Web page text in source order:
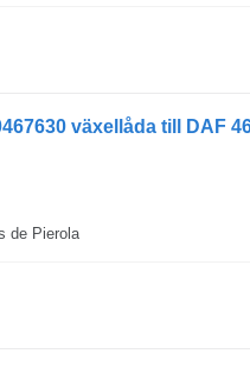
växellåda till DAF
de Pierola